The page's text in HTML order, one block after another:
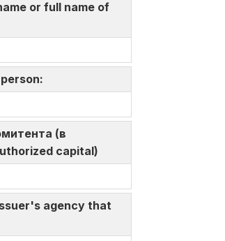
or full name of
(в
capital)
agency that